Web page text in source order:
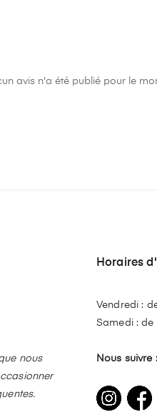
avis n'a été publié pour le
nous
Horaires
Vendredi :
Samedi : de
Nous suivre :